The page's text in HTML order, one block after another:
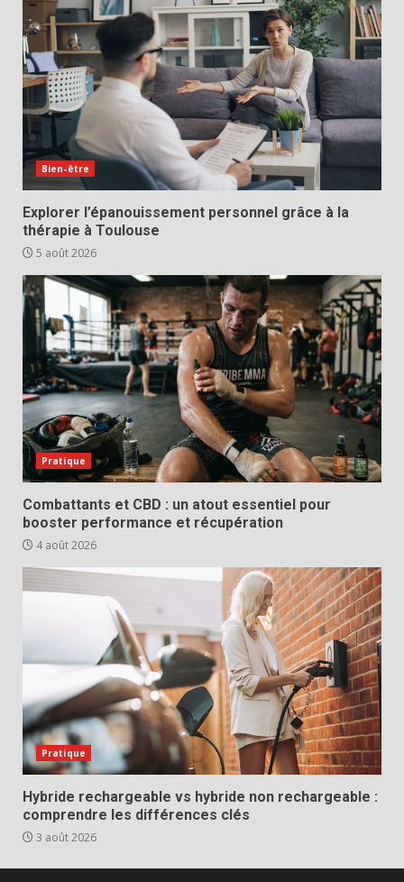
Bien-être
Explorer l’épanouissement personnel grâce à la
thérapie à Toulouse
5 août 2026
Pratique
Combattants et CBD : un atout essentiel pour
booster performance et récupération
4 août 2026
Pratique
Hybride rechargeable vs hybride non rechargeable :
comprendre les différences clés
3 août 2026